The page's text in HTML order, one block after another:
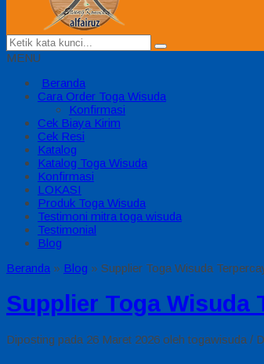
MENU
Beranda
Cara Order Toga Wisuda
Konfirmasi
Cek Biaya Kirim
Cek Resi
Katalog
Katalog Toga Wisuda
Konfirmasi
LOKASI
Produk Toga Wisuda
Testimoni mitra toga wisuda
Testimonial
Blog
Beranda » Blog » Supplier Toga Wisuda
Supplier Toga Wisuda
Diposting pada 26 Maret 2026 oleh togawisuda /